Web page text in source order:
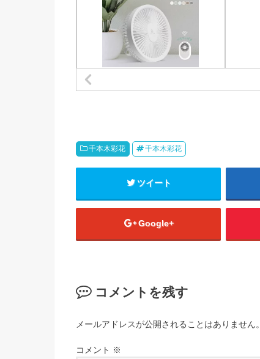
千本木彩花 千本木彩花
ツイート
Google+
コメントを残す
メールアドレスが公開されることはありません。
コメント ※